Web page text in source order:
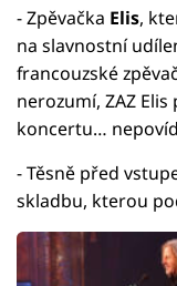
- Zpěvačka Elis,
na slavnostní
francouzské
nerozumí, ZAZ
koncertu…
- Těsně před
skladbu, kterou